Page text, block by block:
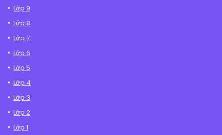
Lớp 9
Lớp 8
Lớp 7
Lớp 6
Lớp 5
Lớp 4
Lớp 3
Lớp 2
Lớp 1